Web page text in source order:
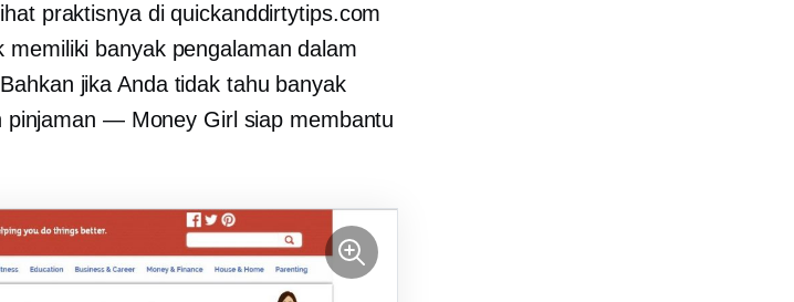
praktisnya di quickanddirtytips.com
banyak pengalaman dalam
jika Anda tidak tahu banyak
pinjaman — Money Girl siap membantu